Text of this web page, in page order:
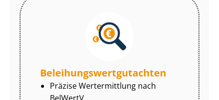
Be­lei­hungs­wert­gut­ach­ten
Präzise Wertermittlung nach